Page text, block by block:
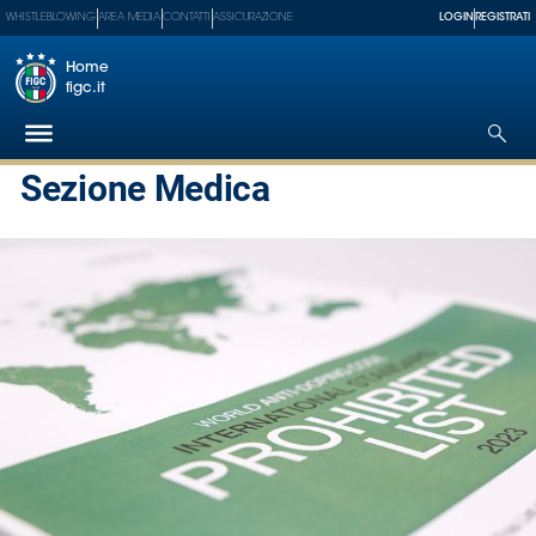
Nazionali
Partner
Tecnici
SGS
Paralimpico
Serie
Women
WHISTLEBLOWING AREA MEDIA CONTATTI ASSICURAZIONE LOGIN REGISTRATI
Home
figc.it
Sezione Medica